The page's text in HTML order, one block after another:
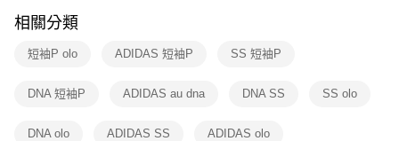
※ 交易是否成功請以「AFTEE先享後付 」之結帳頁面顯示為準，若有關於
是否繳費成功／繳費後需取消欲退款等相關疑問，請聯繫「AFTEE先享後付
客戶支援中心」
https://netprotections.freshdesk.com/support/home
１．透過由恩沛科技股份有限公司提供之「AFTEE先享後付」服務完成之交
權轉讓予恩沛科技股份有限公司。
相關分類
短袖P olo ADIDAS 短袖P SS 短袖P
DNA 短袖P ADIDAS au dna DNA SS SS olo
DNA olo ADIDAS SS ADIDAS olo